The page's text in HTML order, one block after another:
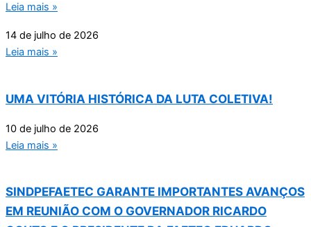
Leia mais »
14 de julho de 2026
Leia mais »
UMA VITÓRIA HISTÓRICA DA LUTA COLETIVA!
10 de julho de 2026
Leia mais »
SINDPEFAETEC GARANTE IMPORTANTES AVANÇOS
EM REUNIÃO COM O GOVERNADOR RICARDO